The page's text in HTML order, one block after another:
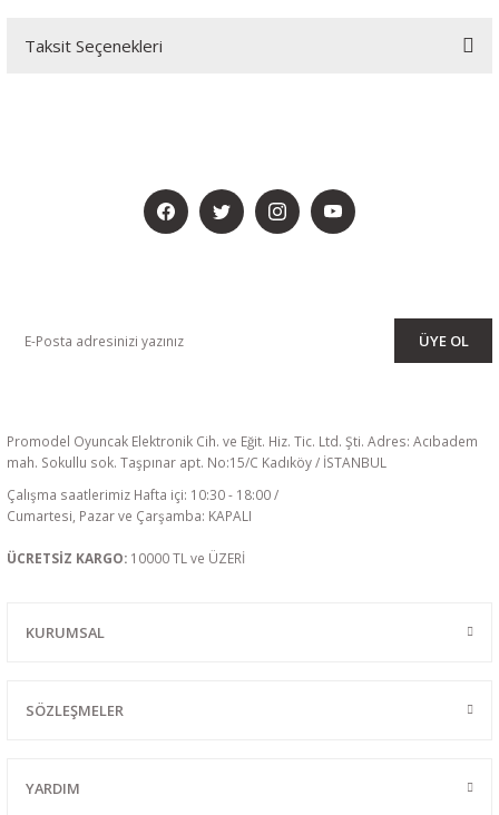
Taksit Seçenekleri
ÜYE OL
Promodel Oyuncak Elektronik Cih. ve Eğit. Hiz. Tic. Ltd. Şti. Adres: Acıbadem
mah. Sokullu sok. Taşpınar apt. No:15/C Kadıköy / İSTANBUL
Çalışma saatlerimiz Hafta içi: 10:30 - 18:00 /
Cumartesi, Pazar ve Çarşamba: KAPALI
ÜCRETSİZ KARGO: 10000 TL ve ÜZERİ
KURUMSAL
SÖZLEŞMELER
YARDIM